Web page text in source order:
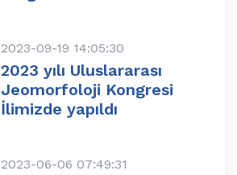
2023-09-19 14:05:30
2023 yılı Uluslararası
Jeomorfoloji Kongresi
İlimizde yapıldı
2023-06-06 07:49:31